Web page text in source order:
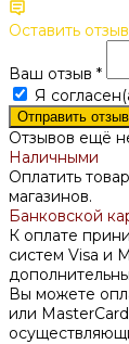
Оставить отзыв
Ваш отзыв *
Я
Отправить отзыв
Отзывов ещё
Наличными
Оплатить
магазинов.
Банковской
К оплате
систем Visa и
Вы можете
или